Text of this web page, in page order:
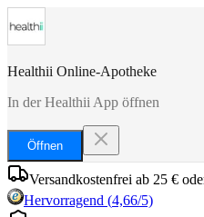
Healthii Online-Apotheke
In der Healthii App öffnen
Öffnen
Versandkostenfrei ab 25 €
Hervorragend (4,66/5)